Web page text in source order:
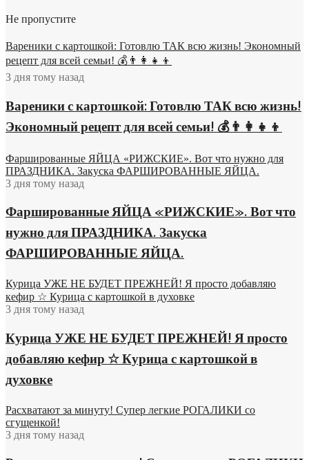
Не пропустите
Вареники с картошкой: Готовлю ТАК всю жизнь! Экономный
рецепт для всей семьи! 💰👨👩👧👦
3 дня тому назад
Вареники с картошкой: Готовлю ТАК всю жизнь!
Экономный рецепт для всей семьи! 💰👨👩👧👦
Фаршированные ЯЙЦА «РИЖСКИЕ». Вот что нужно для
ПРАЗДНИКА. Закуска ФАРШИРОВАННЫЕ ЯЙЦА.
3 дня тому назад
Фаршированные ЯЙЦА «РИЖСКИЕ». Вот что
нужно для ПРАЗДНИКА. Закуска
ФАРШИРОВАННЫЕ ЯЙЦА.
Курица УЖЕ НЕ БУДЕТ ПРЕЖНЕЙ! Я просто добавляю
кефир ☆ Курица с картошкой в духовке
3 дня тому назад
Курица УЖЕ НЕ БУДЕТ ПРЕЖНЕЙ! Я просто
добавляю кефир ☆ Курица с картошкой в
духовке
Расхватают за минуту! Супер легкие РОГАЛИКИ со
сгущенкой!
3 дня тому назад